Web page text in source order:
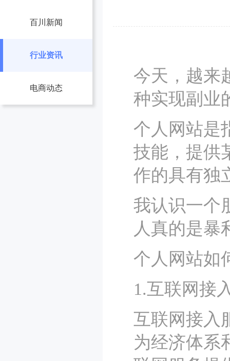
百川新闻
行业资讯
电商动态
今天，越来
种实现副业
个人网站是
技能，提供
作的具有独
我认识一个
人真的是暴
个人网站如
1.互联网接
互联网接入
为经济体系